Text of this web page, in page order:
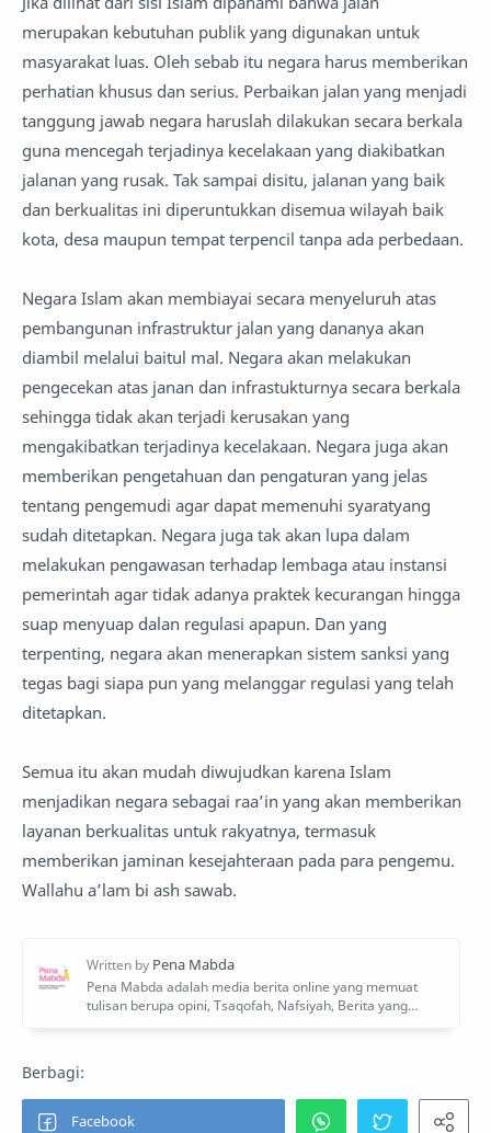
merupakan kebutuhan publik yang digunakan untuk
masyarakat luas. Oleh sebab itu negara harus memberikan
perhatian khusus dan serius. Perbaikan jalan yang menjadi
tanggung jawab negara haruslah dilakukan secara berkala
guna mencegah terjadinya kecelakaan yang diakibatkan
jalanan yang rusak. Tak sampai disitu, jalanan yang baik
dan berkualitas ini diperuntukkan disemua wilayah baik
kota, desa maupun tempat terpencil tanpa ada perbedaan.
Negara Islam akan membiayai secara menyeluruh atas
pembangunan infrastruktur jalan yang dananya akan
diambil melalui baitul mal. Negara akan melakukan
pengecekan atas janan dan infrastukturnya secara berkala
sehingga tidak akan terjadi kerusakan yang
mengakibatkan terjadinya kecelakaan. Negara juga akan
memberikan pengetahuan dan pengaturan yang jelas
tentang pengemudi agar dapat memenuhi syaratyang
sudah ditetapkan. Negara juga tak akan lupa dalam
melakukan pengawasan terhadap lembaga atau instansi
pemerintah agar tidak adanya praktek kecurangan hingga
suap menyuap dalan regulasi apapun. Dan yang
terpenting, negara akan menerapkan sistem sanksi yang
tegas bagi siapa pun yang melanggar regulasi yang telah
ditetapkan.
Semua itu akan mudah diwujudkan karena Islam
menjadikan negara sebagai raa’in yang akan memberikan
layanan berkualitas untuk rakyatnya, termasuk
memberikan jaminan kesejahteraan pada para pengemu.
Wallahu a’lam bi ash sawab.